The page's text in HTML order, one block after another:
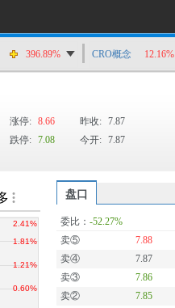
396.89% CRO概念 12.16%
涨停: 8.66 昨收: 7.87
跌停: 7.08 今开: 7.87
盘口
委比：-52.27%
卖⑤
7.88
卖④
7.87
卖③
7.86
卖②
7.85